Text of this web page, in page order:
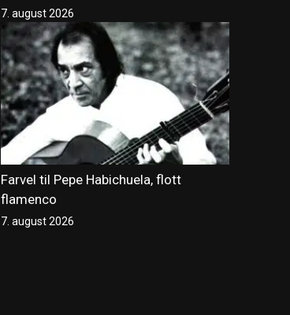
7. august 2026
Farvel til Pepe Habichuela, flott
flamenco
7. august 2026